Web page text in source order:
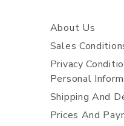
About Us
Sales
Privacy
Personal
Shipping And
Prices And